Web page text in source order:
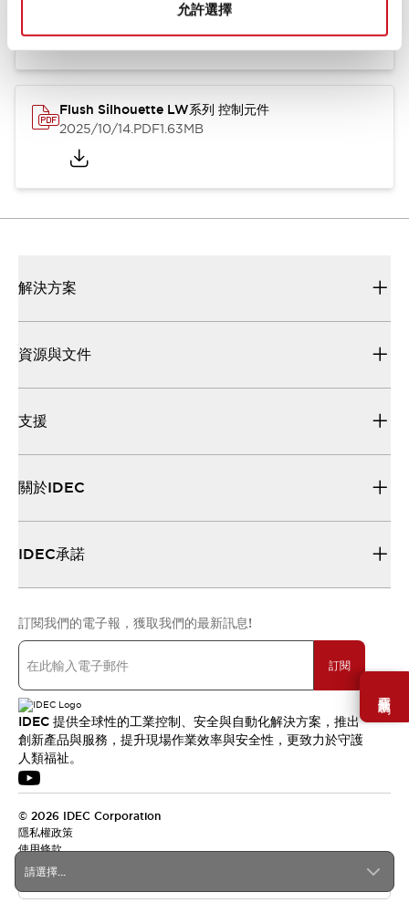
允許選擇
需要幫助嗎？
1.23MB
Flush Silhouette LW系列 控制元件
2025/10/14.PDF1.63MB
請選擇...
解決方案
資源與文件
支援
關於IDEC
IDEC承諾
訂閱我們的電子報，獲取我們的最新訊息!
訂閱
IDEC 提供全球性的工業控制、安全與自動化解決方案，推出
創新產品與服務，提升現場作業效率與安全性，更致力於守護
人類福祉。
© 2026 IDEC Corporation
隱私權政策
使用條款
台灣